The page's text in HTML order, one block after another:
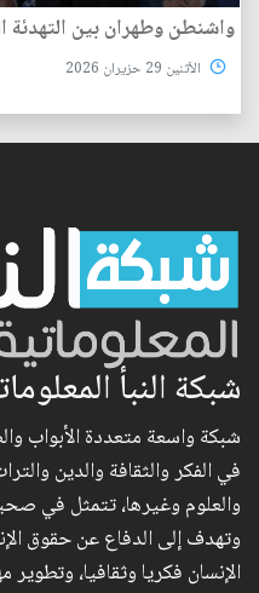
واشنطن وطهران بين التهدئة
الأثنين 29 حزيران 2026
شبكة النبأ
شبكة واسعة متعددة الأبواب
في الفكر والثقافة والدين
والعلوم وغيرها، تتمثل في
وتهدف إلى الدفاع عن حقوق
الإنسان فكريا وثقافيا، وتطوير